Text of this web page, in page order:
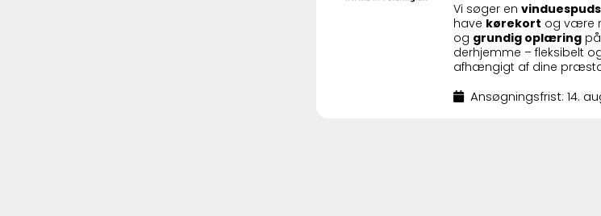
Vi søger en
have kørekort og være
og grundig oplæring
derhjemme – fleksibelt
afhængigt af dine
Ansøgningsfrist: 14.